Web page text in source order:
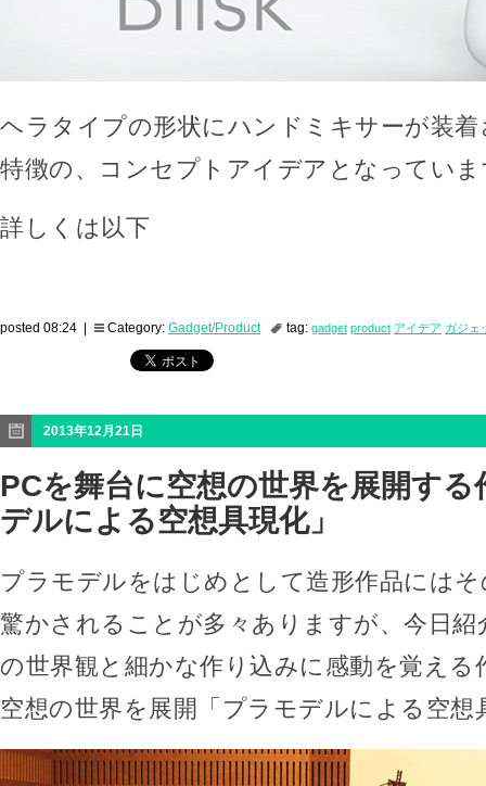
ヘラタイプの形状にハンドミキサーが装
特徴の、コンセプトアイデアとなってい
詳しくは以下
posted 08:24 | Category: Gadget/Product tag: gadget product アイデア ガジェ
2013年12月21日
PCを舞台に空想の世界を展開する
デルによる空想具現化」
プラモデルをはじめとして造形作品には
驚かされることが多々ありますが、今日紹
の世界観と細かな作り込みに感動を覚える
空想の世界を展開「プラモデルによる空想